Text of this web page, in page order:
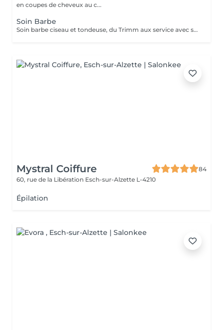
en coupes de cheveux au c...
Soin Barbe
Soin barbe ciseau et tondeuse, du Trimm aux service avec serviettes chaudes
Mystral Coiffure
84
60, rue de la Libération Esch-sur-Alzette L-4210
Épilation